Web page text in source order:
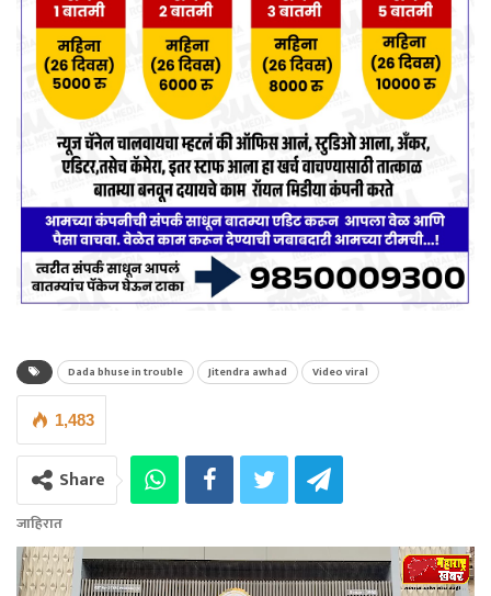
Dada bhuse in trouble Jitendra awhad Video viral
1,483
Share
जाहिरात
Video
Player